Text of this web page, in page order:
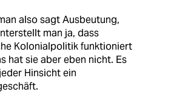
also sagt Ausbeutung,
man ja, dass
Kolonialpolitik funktioniert
hat sie aber eben nicht. Es
Hinsicht ein